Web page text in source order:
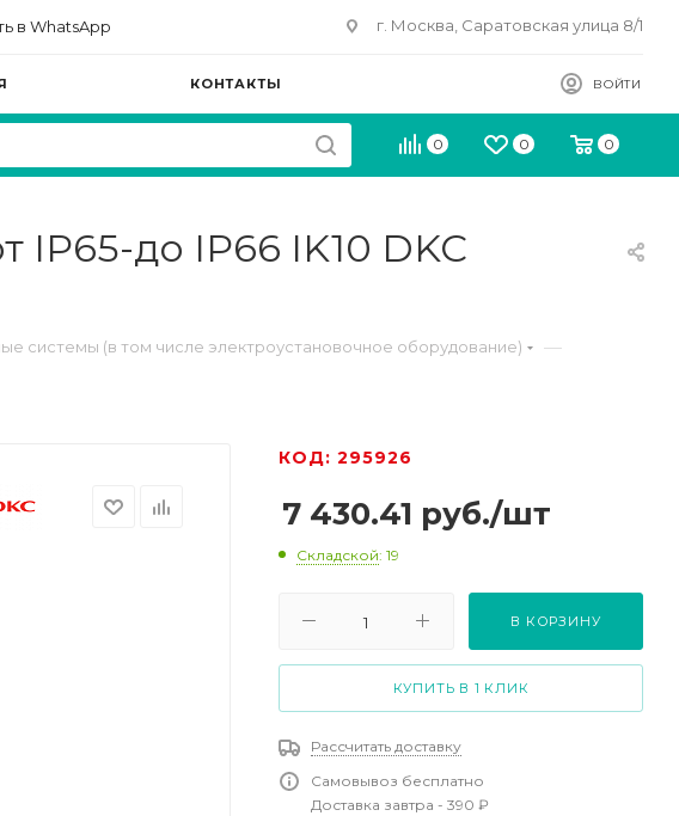
в WhatsApp г. Москва, Саратовская улица 8/1
ВОЙТИ
КОНТАКТЫ
0 0 0
до IP66 IK10 DKC
системы (в том числе электроустановочное оборудование) —
КОД: 295926
7 430.41 руб./шт
Складской: 19
В КОРЗИНУ
КУПИТЬ В 1 КЛИК
Рассчитать доставку
Самовывоз бесплатно
Доставка завтра - 390 ₽